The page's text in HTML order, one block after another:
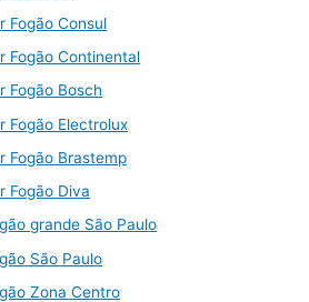
Fogão Consul
Fogão Continental
Fogão Bosch
Fogão Electrolux
Fogão Brastemp
Fogão Diva
grande São Paulo
São Paulo
Zona Centro